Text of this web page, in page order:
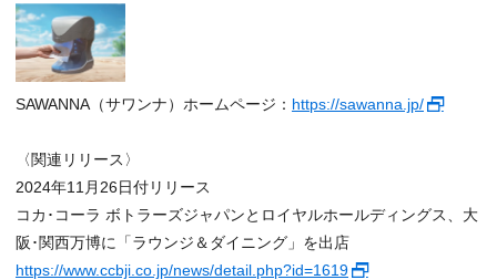
SAWANNA（サワンナ）ホームページ： https://sawanna.jp/
〈関連リリース〉
2024年11月26日付リリース
コカ･コーラ ボトラーズジャパンとロイヤルホールディングス、大
阪･関西万博に「ラウンジ＆ダイニング」を出店
https://www.ccbji.co.jp/news/detail.php?id=1619